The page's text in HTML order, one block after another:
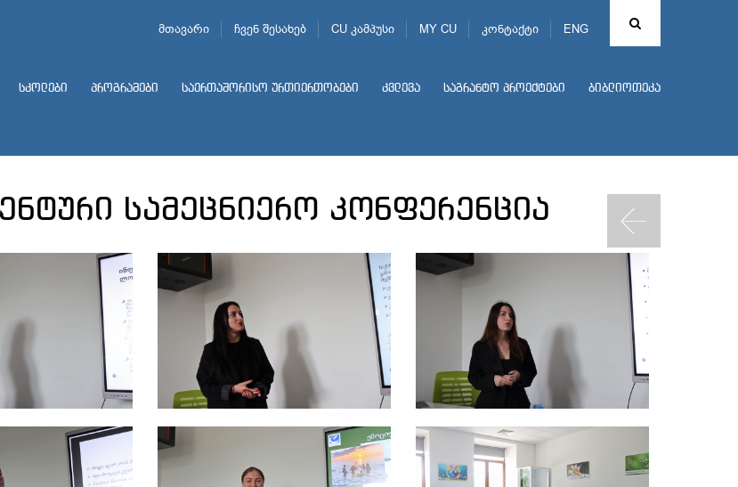
ENG
მთავარი ჩვენ შესახებ CU კამპუსი MY CU კონტაქტი
სკოლები პროგრამები საერთაშორისო ურთიერთობები კვლევა საგრანტო პროექტები ბიბლიოთეკა
სამეცნიერო კონფერენცია